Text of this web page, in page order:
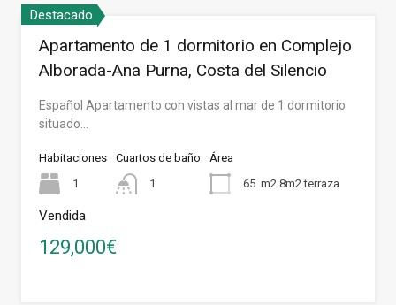
Destacado
Apartamento de 1 dormitorio en Complejo
Alborada-Ana Purna, Costa del Silencio
Español Apartamento con vistas al mar de 1 dormitorio
situado…
Habitaciones
1
Cuartos de baño
1
Área
65 m2 8m2 terraza
Vendida
129,000€